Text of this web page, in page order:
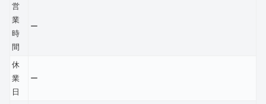
営
業
時
間
ー
休
業
日
ー